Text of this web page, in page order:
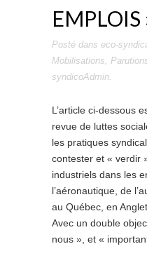
EMPLOIS
Posté dans eco-
Mobilisations,
syndicoAdmin.
L’article ci-dessous
revue de luttes
les pratiques
contester et « verdir
industriels dans les
l’aéronautique, de
au Québec, en
Avec un double
nous », et «